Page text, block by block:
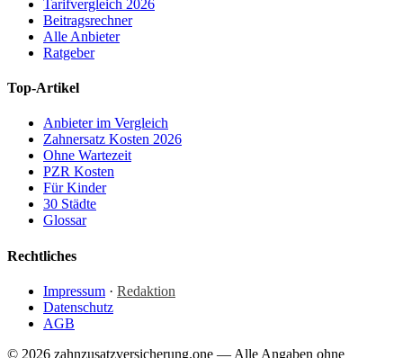
Tarifvergleich 2026
Beitragsrechner
Alle Anbieter
Ratgeber
Top-Artikel
Anbieter im Vergleich
Zahnersatz Kosten 2026
Ohne Wartezeit
PZR Kosten
Für Kinder
30 Städte
Glossar
Rechtliches
Impressum · Redaktion
Datenschutz
AGB
© 2026 zahnzusatzversicherung.one — Alle Angaben ohne